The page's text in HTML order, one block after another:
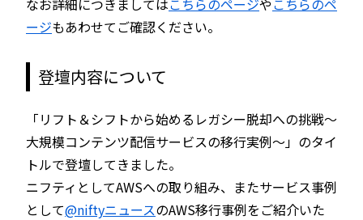
なお詳細につきましてはこちらのページやこちらのペ
ージもあわせてご確認ください。
登壇内容について
「リフト＆シフトから始めるレガシー脱却への挑戦～
大規模コンテンツ配信サービスの移行実例～」のタイ
トルで登壇してきました。
ニフティとしてAWSへの取り組み、またサービス事例
として@niftyニュースのAWS移行事例をご紹介いた